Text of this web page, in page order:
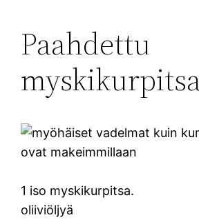
Paahdettu
1 iso myskikurpitsa.
oliiviöljyä